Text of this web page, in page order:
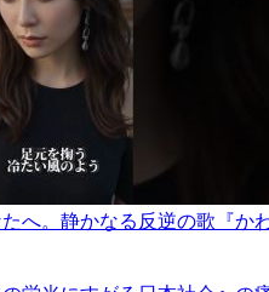
へ。静かなる反逆の歌『か